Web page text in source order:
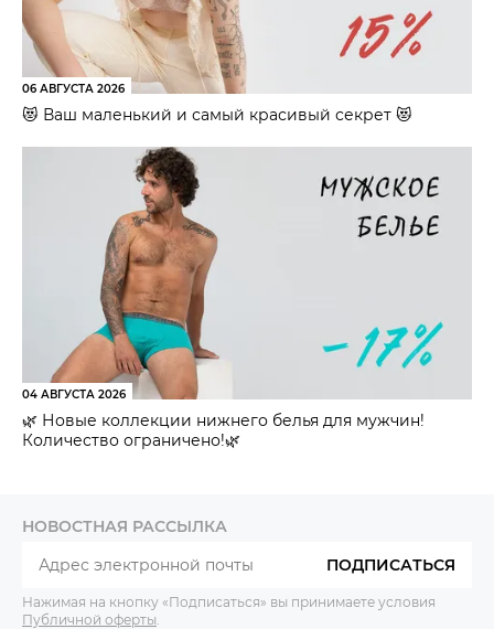
06 АВГУСТА 2026
😻 Ваш маленький и самый красивый секрет 😻
04 АВГУСТА 2026
🌿 Новые коллекции нижнего белья для мужчин!
Количество ограничено!🌿
НОВОСТНАЯ РАССЫЛКА
ПОДПИСАТЬСЯ
Нажимая на кнопку «Подписаться» вы принимаете условия
Публичной оферты